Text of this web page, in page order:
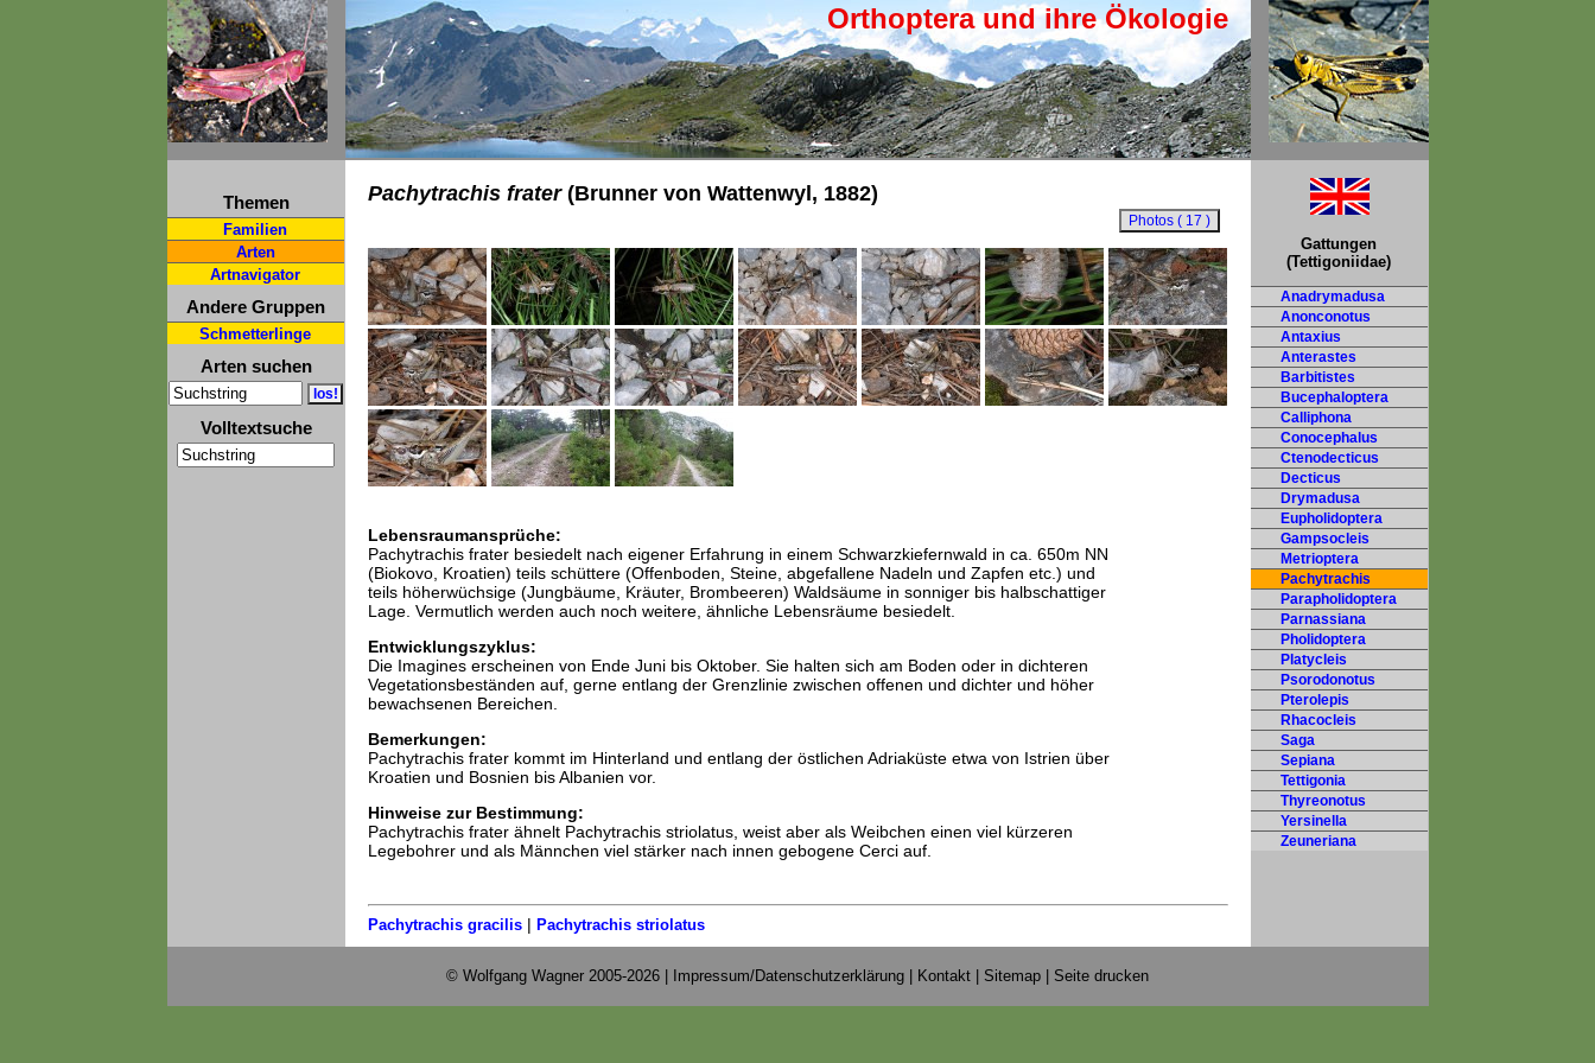
Orthoptera und ihre Ökologie
Themen
Familien
Arten
Artnavigator
Andere Gruppen
Schmetterlinge
Arten suchen
Volltextsuche
Pachytrachis frater(Brunner von Wattenwyl, 1882)
Lebensraumansprüche:
Pachytrachis frater besiedelt nach eigener Erfahrung in einem Schwarzkiefernwald in ca. 650m NN
(Biokovo, Kroatien) teils schüttere (Offenboden, Steine, abgefallene Nadeln und Zapfen etc.) und
teils höherwüchsige (Jungbäume, Kräuter, Brombeeren) Waldsäume in sonniger bis halbschattiger
Lage. Vermutlich werden auch noch weitere, ähnliche Lebensräume besiedelt.
Entwicklungszyklus:
Die Imagines erscheinen von Ende Juni bis Oktober. Sie halten sich am Boden oder in dichteren
Vegetationsbeständen auf, gerne entlang der Grenzlinie zwischen offenen und dichter und höher
bewachsenen Bereichen.
Bemerkungen:
Pachytrachis frater kommt im Hinterland und entlang der östlichen Adriaküste etwa von Istrien über
Kroatien und Bosnien bis Albanien vor.
Hinweise zur Bestimmung:
Pachytrachis frater ähnelt Pachytrachis striolatus, weist aber als Weibchen einen viel kürzeren
Legebohrer und als Männchen viel stärker nach innen gebogene Cerci auf.
Pachytrachis gracilis| Pachytrachis striolatus
Gattungen
(Tettigoniidae)
Anadrymadusa
Anonconotus
Antaxius
Anterastes
Barbitistes
Bucephaloptera
Calliphona
Conocephalus
Ctenodecticus
Decticus
Drymadusa
Eupholidoptera
Gampsocleis
Metrioptera
Pachytrachis
Parapholidoptera
Parnassiana
Pholidoptera
Platycleis
Psorodonotus
Pterolepis
Rhacocleis
Saga
Sepiana
Tettigonia
Thyreonotus
Yersinella
Zeuneriana
© Wolfgang Wagner 2005-2026 | Impressum/Datenschutzerklärung Kontakt Sitemap Seite drucken